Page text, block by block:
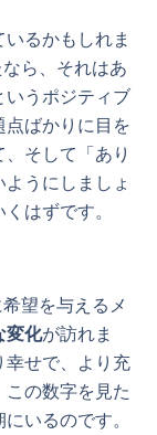
るかもしれま
ら、それはあ
いうポジティブ
ばかりに目を
そして「あり
うにしましょ
はずです。
望を与えるメ
変化が訪れま
幸せで、より充
の数字を見た
いるのです。